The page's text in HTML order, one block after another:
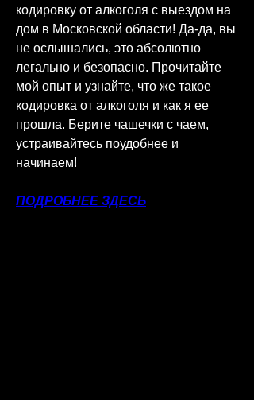
кодировку от алкоголя с выездом на
дом в Московской области! Да-да, вы
не ослышались, это абсолютно
легально и безопасно. Прочитайте
мой опыт и узнайте, что же такое
кодировка от алкоголя и как я ее
прошла. Берите чашечки с чаем,
устраивайтесь поудобнее и
начинаем!
ПОДРОБНЕЕ ЗДЕСЬ